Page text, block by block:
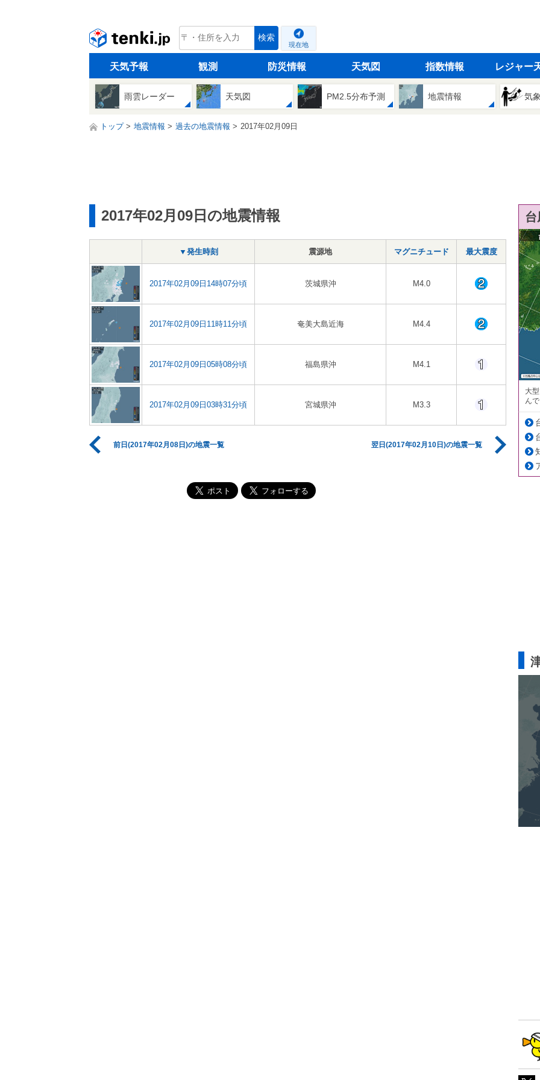
tenki.jp 検索
現在地
天気予報 観測 防災情報 天気図 指数情報 レジャー
雨雲レーダー 天気図 PM2.5分布予測 地震情報 気
トップ 地震情報 過去の地震情報 2017年02月09日
2017年02月09日の地震情報
▼発生時刻 震源地 マグニチュード 最大震度
2017年02月09日14時07分頃 茨城県沖 M4.0
2017年02月09日11時11分頃 奄美大島近海 M4.4
2017年02月09日05時08分頃 福島県沖 M4.1
2017年02月09日03時31分頃 宮城県沖 M3.3
前日(2017年02月08日)の地震一覧 翌日(2017年02月10日)の地震一覧
大
ん